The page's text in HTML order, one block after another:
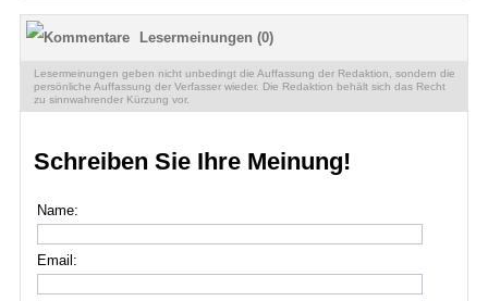
Lesermeinungen (0)
Lesermeinungen geben nicht unbedingt die Auffassung der Redaktion, sondern die
persönliche Auffassung der Verfasser wieder. Die Redaktion behält sich das Recht
zu sinnwahrender Kürzung vor.
Schreiben Sie Ihre Meinung!
Name:
Email: